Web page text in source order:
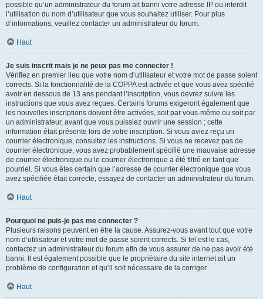
possible qu’un administrateur du forum ait banni votre adresse IP ou interdit
l’utilisation du nom d’utilisateur que vous souhaitez utiliser. Pour plus
d’informations, veuillez contacter un administrateur du forum.
Haut
Je suis inscrit mais je ne peux pas me connecter !
Vérifiez en premier lieu que votre nom d’utilisateur et votre mot de passe soient
corrects. Si la fonctionnalité de la COPPA est activée et que vous avez spécifié
avoir en dessous de 13 ans pendant l’inscription, vous devrez suivre les
instructions que vous avez reçues. Certains forums exigeront également que
les nouvelles inscriptions doivent être activées, soit par vous-même ou soit par
un administrateur, avant que vous puissiez ouvrir une session ; cette
information était présente lors de votre inscription. Si vous aviez reçu un
courrier électronique, consultez les instructions. Si vous ne recevez pas de
courrier électronique, vous avez probablement spécifié une mauvaise adresse
de courrier électronique ou le courrier électronique a été filtré en tant que
pourriel. Si vous êtes certain que l’adresse de courrier électronique que vous
avez spécifiée était correcte, essayez de contacter un administrateur du forum.
Haut
Pourquoi ne puis-je pas me connecter ?
Plusieurs raisons peuvent en être la cause. Assurez-vous avant tout que votre
nom d’utilisateur et votre mot de passe soient corrects. Si tel est le cas,
contactez un administrateur du forum afin de vous assurer de ne pas avoir été
banni. Il est également possible que le propriétaire du site internet ait un
problème de configuration et qu’il soit nécessaire de la corriger.
Haut